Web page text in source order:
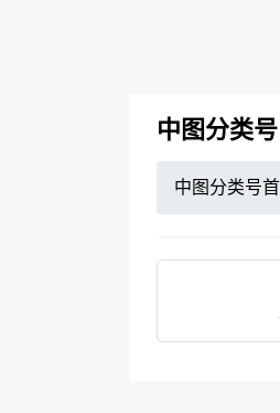
中图分类号
中图分类号